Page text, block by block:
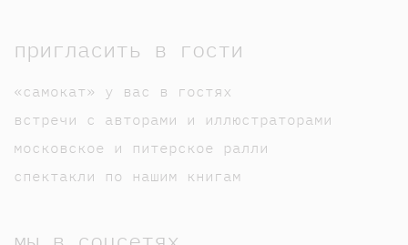
пригласить в гости
«самокат» у вас в гостях
встречи с авторами и иллюстраторами
московское и питерское ралли
спектакли по нашим книгам